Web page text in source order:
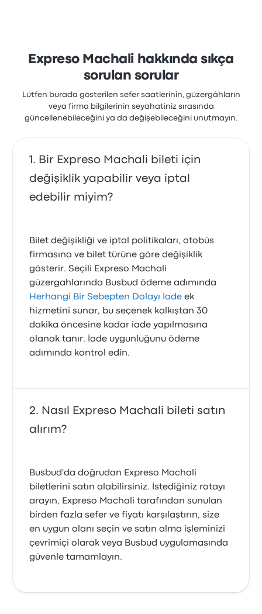
Expreso Machali hakkında sıkça
sorulan sorular
Lütfen burada gösterilen sefer saatlerinin, güzergâhların
veya firma bilgilerinin seyahatiniz sırasında
güncellenebileceğini ya da değişebileceğini unutmayın.
Bir Expreso Machali bileti için
değişiklik yapabilir veya iptal
edebilir miyim?
Bilet değişikliği ve iptal politikaları, otobüs
firmasına ve bilet türüne göre değişiklik
gösterir. Seçili Expreso Machali
güzergahlarında Busbud ödeme adımında
Herhangi Bir Sebepten Dolayı İade ek
hizmetini sunar, bu seçenek kalkıştan 30
dakika öncesine kadar iade yapılmasına
olanak tanır. İade uygunluğunu ödeme
adımında kontrol edin.
Nasıl Expreso Machali bileti satın
alırım?
Busbud'da doğrudan Expreso Machali
biletlerini satın alabilirsiniz. İstediğiniz rotayı
arayın, Expreso Machali tarafından sunulan
birden fazla sefer ve fiyatı karşılaştırın, size
en uygun olanı seçin ve satın alma işleminizi
çevrimiçi olarak veya Busbud uygulamasında
güvenle tamamlayın.